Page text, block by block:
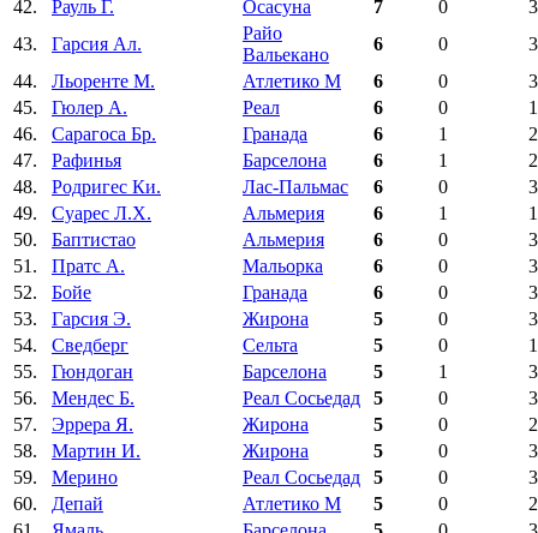
42.
Рауль Г. Осасуна 7 0
43.
Гарсия Ал.
Райо
Вальекано
6 0
44.
Льоренте М. Атлетико М 6 0
45.
Гюлер А. Реал 6 0
46.
Сарагоса Бр. Гранада 6 1
47.
Рафинья Барселона 6 1
48.
Родригес Ки. Лас-Пальмас 6 0
49.
Суарес Л.Х. Альмерия 6 1
50.
Баптистао Альмерия 6 0
51.
Пратс А. Мальорка 6 0
52.
Бойе Гранада 6 0
53.
Гарсия Э. Жирона 5 0
54.
Сведберг Сельта 5 0
55.
Гюндоган Барселона 5 1
56.
Мендес Б. Реал Сосьедад 5 0
57.
Эррера Я. Жирона 5 0
58.
Мартин И. Жирона 5 0
59.
Мерино Реал Сосьедад 5 0
60.
Депай Атлетико М 5 0